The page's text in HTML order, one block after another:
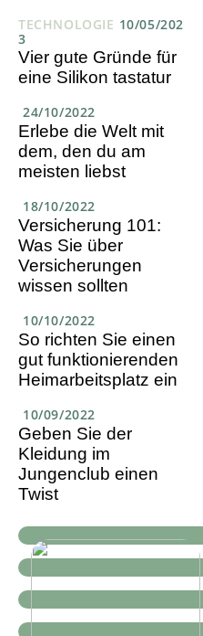
TECHNOLOGIE 10/05/202
3
Vier gute Gründe für
eine Silikon tastatur
24/10/2022
Erlebe die Welt mit
dem, den du am
meisten liebst
18/10/2022
Versicherung 101:
Was Sie über
Versicherungen
wissen sollten
10/10/2022
So richten Sie einen
gut funktionierenden
Heimarbeitsplatz ein
10/09/2022
Geben Sie der
Kleidung im
Jungenclub einen
Twist